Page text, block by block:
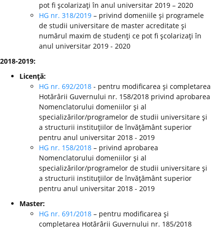
pot fi şcolarizaţi în anul universitar 2019 – 2020
HG nr. 318/2019 – privind domeniile şi programele
de studii universitare de master acreditate şi
numărul maxim de studenţi ce pot fi şcolarizaţi în
anul universitar 2019 - 2020
2018-2019:
Licenţă:
HG nr. 692/2018 - pentru modificarea şi completarea
Hotărârii Guvernului nr. 158/2018 privind aprobarea
Nomenclatorului domeniilor şi al
specializărilor/programelor de studii universitare şi
a structurii instituţiilor de învăţământ superior
pentru anul universitar 2018 - 2019
HG nr. 158/2018 – privind aprobarea
Nomenclatorului domeniilor şi al
specializărilor/programelor de studii universitare şi
a structurii instituţiilor de învăţământ superior
pentru anul universitar 2018 - 2019
Master:
HG nr. 691/2018 – pentru modificarea şi
completarea Hotărârii Guvernului nr. 185/2018